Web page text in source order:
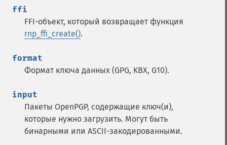
ffi
FFI-объект, который возвращает функция
rnp_ffi_create().
format
Формат ключа данных (GPG, KBX, G10).
input
Пакеты OpenPGP, содержащие ключ(и),
которые нужно загрузить. Могут быть
бинарными или ASCII-закодированными.